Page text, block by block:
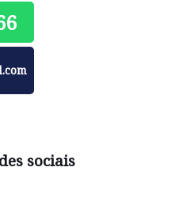
sociais